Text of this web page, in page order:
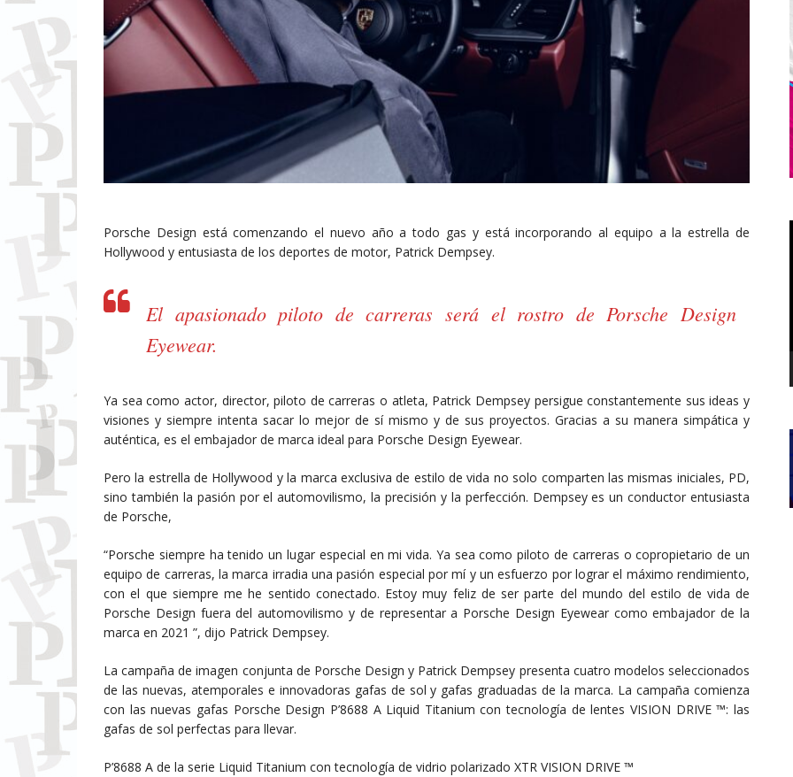
Porsche Design está comenzando el nuevo año a todo gas y está incorporando al equipo a la estrella de
Hollywood y entusiasta de los deportes de motor, Patrick Dempsey.
El apasionado piloto de carreras será el rostro de Porsche Design
Eyewear.
Ya sea como actor, director, piloto de carreras o atleta, Patrick Dempsey persigue constantemente sus ideas y
visiones y siempre intenta sacar lo mejor de sí mismo y de sus proyectos. Gracias a su manera simpática y
auténtica, es el embajador de marca ideal para Porsche Design Eyewear.
Pero la estrella de Hollywood y la marca exclusiva de estilo de vida no solo comparten las mismas iniciales, PD,
sino también la pasión por el automovilismo, la precisión y la perfección. Dempsey es un conductor entusiasta
de Porsche,
“Porsche siempre ha tenido un lugar especial en mi vida. Ya sea como piloto de carreras o copropietario de un
equipo de carreras, la marca irradia una pasión especial por mí y un esfuerzo por lograr el máximo rendimiento,
con el que siempre me he sentido conectado. Estoy muy feliz de ser parte del mundo del estilo de vida de
Porsche Design fuera del automovilismo y de representar a Porsche Design Eyewear como embajador de la
marca en 2021 ”, dijo Patrick Dempsey.
La campaña de imagen conjunta de Porsche Design y Patrick Dempsey presenta cuatro modelos seleccionados
de las nuevas, atemporales e innovadoras gafas de sol y gafas graduadas de la marca. La campaña comienza
con las nuevas gafas Porsche Design P’8688 A Liquid Titanium con tecnología de lentes VISION DRIVE ™: las
gafas de sol perfectas para llevar.
P’8688 A de la serie Liquid Titanium con tecnología de vidrio polarizado XTR VISION DRIVE ™